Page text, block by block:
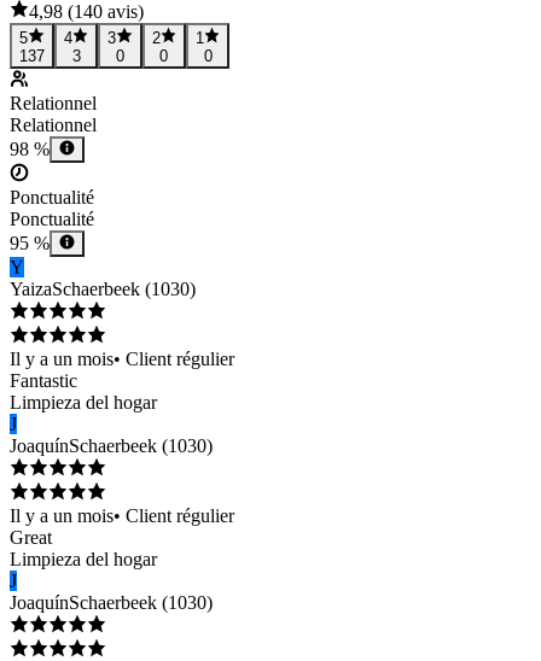
4,98 (140 avis)
5
137
4
3
3
0
2
0
1
0
Relationnel
Relationnel
98 %
Ponctualité
Ponctualité
95 %
Y
YaizaSchaerbeek (1030)
Il y a un mois• Client régulier
Fantastic
Limpieza del hogar
J
JoaquínSchaerbeek (1030)
Il y a un mois• Client régulier
Great
Limpieza del hogar
J
JoaquínSchaerbeek (1030)